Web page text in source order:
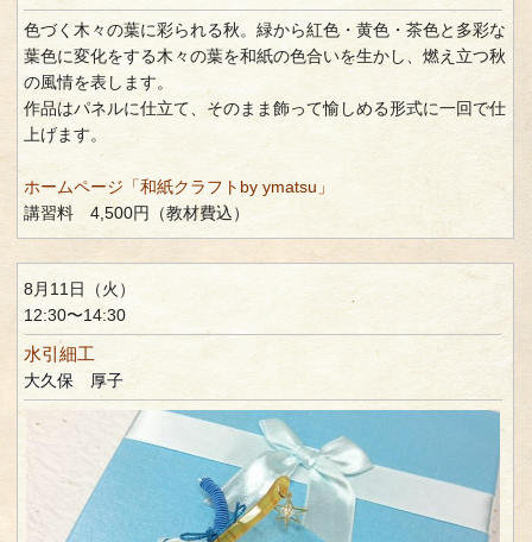
色づく木々の葉に彩られる秋。緑から紅色・黄色・茶色と多彩な
葉色に変化をする木々の葉を和紙の色合いを生かし、燃え立つ秋
の風情を表します。
作品はパネルに仕立て、そのまま飾って愉しめる形式に一回で仕
上げます。
ホームページ「和紙クラフトby ymatsu」
講習料 4,500円（教材費込）
8月11日（火）
12:30〜14:30
水引細工
大久保 厚子